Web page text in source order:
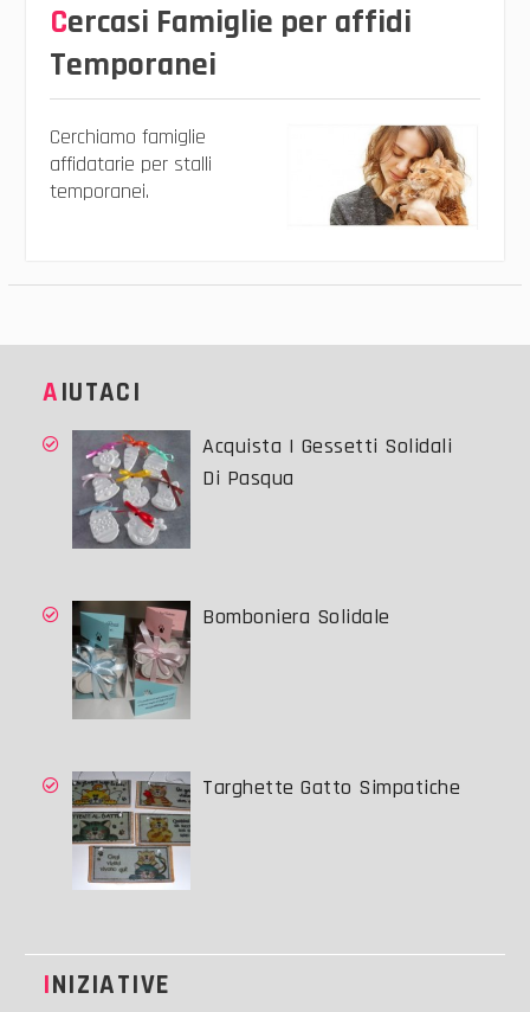
Cercasi Famiglie per affidi
Temporanei
Cerchiamo famiglie
affidatarie per stalli
temporanei.
AIUTACI
Acquista I Gessetti Solidali
Di Pasqua
Bomboniera Solidale
Targhette Gatto Simpatiche
INIZIATIVE